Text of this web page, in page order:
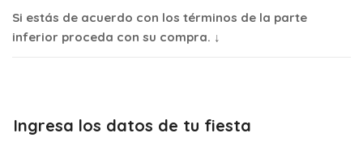
Si estás de acuerdo con los términos de la parte
inferior proceda con su compra. ↓
Ingresa los datos de tu fiesta